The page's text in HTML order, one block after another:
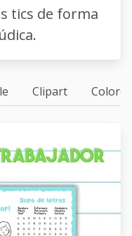
tics de forma
Clipart